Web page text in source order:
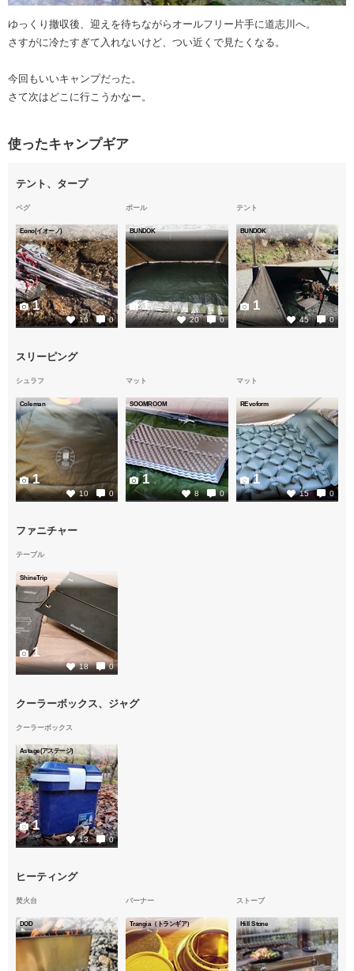
ゆっくり撤収後、迎えを待ちながらオールフリー片手に道志川へ。
さすがに冷たすぎて入れないけど、つい近くで見たくなる。
今回もいいキャンプだった。
さて次はどこに行こうかなー。
使ったキャンプギア
テント、タープ
ペグ
Eono(イオーノ)
16 0
1
ポール
BUNDOK
20 0
1
テント
BUNDOK
45 0
1
スリーピング
シュラフ
Coleman
10 0
1
マット
SOOMROOM
8 0
1
マット
REvoform
15 0
1
ファニチャー
テーブル
ShineTrip
18 0
1
クーラーボックス、ジャグ
クーラーボックス
Astage(アステージ)
13 0
1
ヒーティング
焚火台
DOD
バーナー
Trangia（トランギア）
ストーブ
Hill Stone